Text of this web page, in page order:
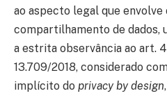
ao aspecto legal que envolve
compartilhamento de dados,
a estrita observância ao art.
13.709/2018, considerado
implícito do privacy by design